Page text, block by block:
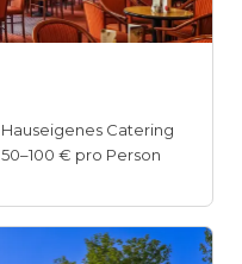
Hauseigenes Catering
50–100 € pro Person